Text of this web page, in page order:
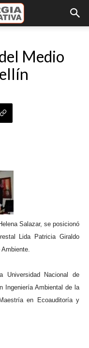
Medio
Salazar, se posicionó
Lida Patricia Giraldo
Universidad Nacional de
Ingeniería Ambiental de la
en Ecoauditoría y